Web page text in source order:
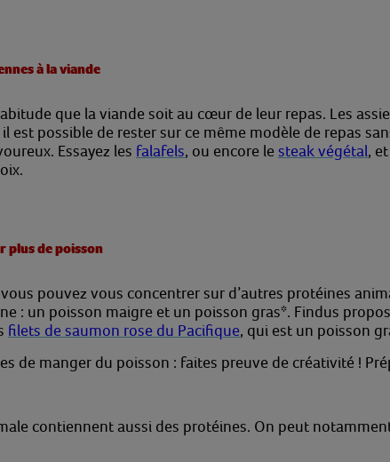
à la viande
que la viande soit au cœur de leur repas. Les
est possible de rester sur ce même modèle de repas
Essayez les falafels, ou encore le steak végétal,
plus de poisson
pouvez vous concentrer sur d’autres protéines
: un poisson maigre et un poisson gras*. Findus
filets de saumon rose du Pacifique, qui est un poisson
de manger du poisson : faites preuve de créativité !
contiennent aussi des protéines. On peut